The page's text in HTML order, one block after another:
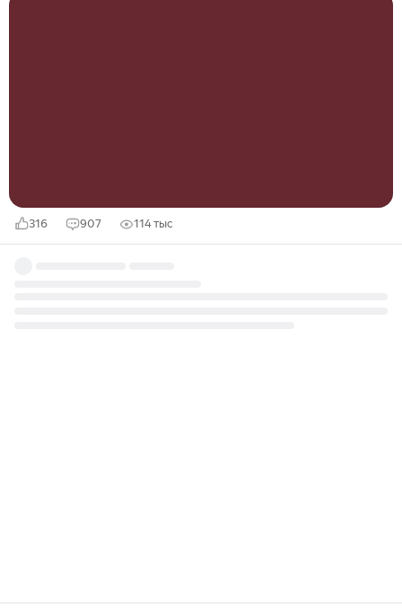
316 907 114 тыс